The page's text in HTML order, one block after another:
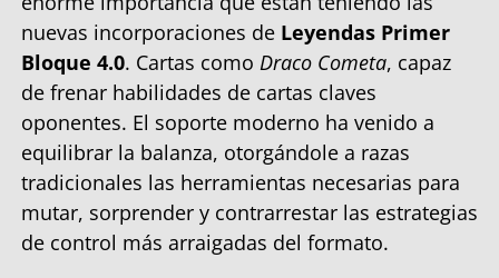
nuevas incorporaciones de Leyendas Primer
Bloque 4.0. Cartas como Draco Cometa, capaz
de frenar habilidades de cartas claves
oponentes. El soporte moderno ha venido a
equilibrar la balanza, otorgándole a razas
tradicionales las herramientas necesarias para
mutar, sorprender y contrarrestar las estrategias
de control más arraigadas del formato.